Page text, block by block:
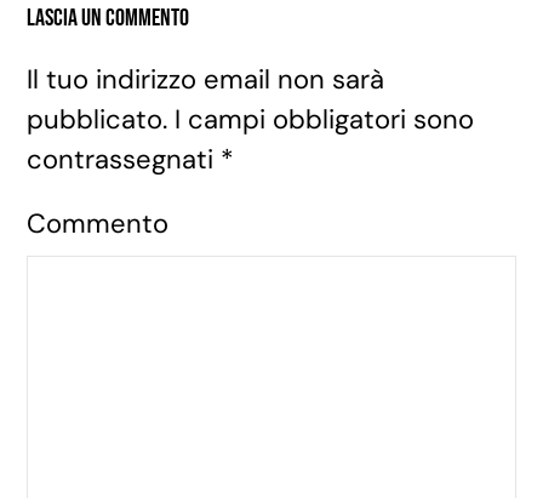
Lascia un commento
Il tuo indirizzo email non sarà
pubblicato. I campi obbligatori sono
contrassegnati *
Commento